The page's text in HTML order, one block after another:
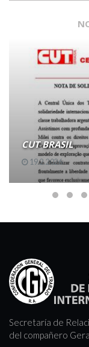
CUT BRASIL
19.2.2026
Secretaría de
del compañero